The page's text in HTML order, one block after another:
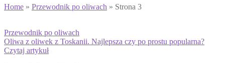
Home » Przewodnik po oliwach » Strona 3
Przewodnik po oliwach
Oliwa z oliwek z Toskanii. Najlepsza czy po prostu popularna?
Czytaj artykuł